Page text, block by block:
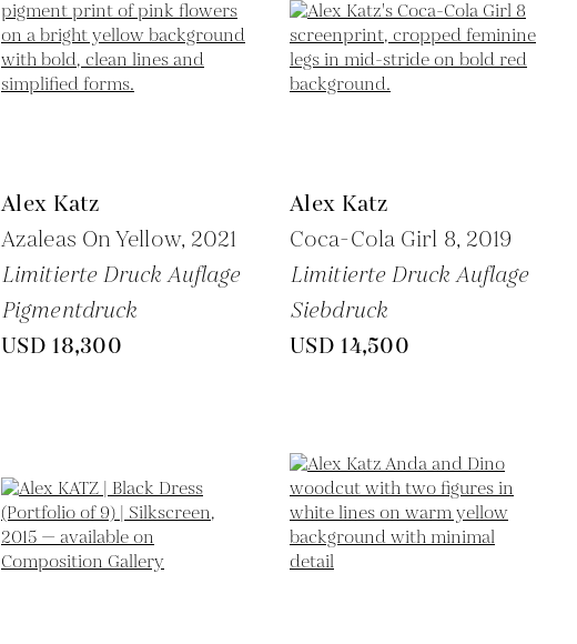
Alex Katz
Azaleas On Yellow, 2021
Limitierte Druck Auflage
Pigmentdruck
USD 18,300
Alex Katz
Coca-Cola Girl 8, 2019
Limitierte Druck Auflage
Siebdruck
USD 14,500